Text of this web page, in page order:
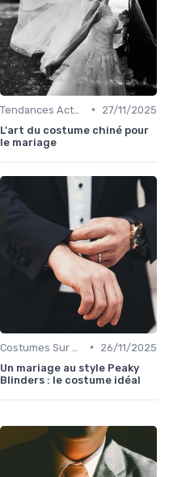
•
27/11/2025
L'art du costume chiné pour
le mariage
•
26/11/2025
Un mariage au style Peaky
Blinders : le costume idéal